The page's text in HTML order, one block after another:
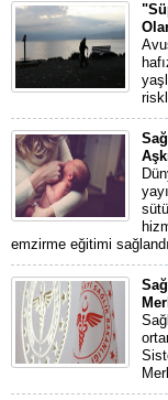
emzirme eğitimi